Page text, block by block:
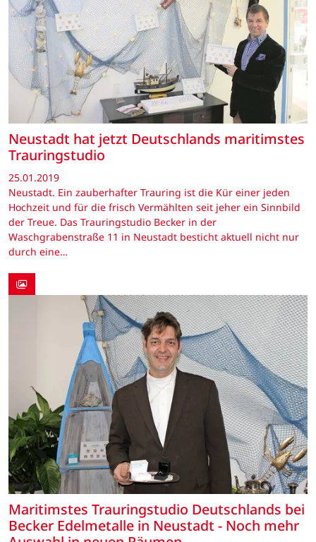
Neustadt hat jetzt Deutschlands maritimstes
Trauringstudio
25.01.2019
Neustadt. Ein zauberhafter Trauring ist die Kür einer jeden
Hochzeit und für die frisch Vermählten seit jeher ein Sinnbild
der Treue. Das Trauringstudio Becker in der
Waschgrabenstraße 11 in Neustadt besticht aktuell nicht nur
durch eine…
Maritimstes Trauringstudio Deutschlands bei
Becker Edelmetalle in Neustadt - Noch mehr